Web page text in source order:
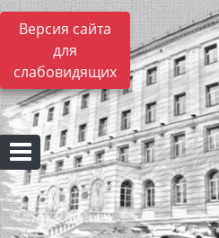
Версия сайта
для
слабовидящих